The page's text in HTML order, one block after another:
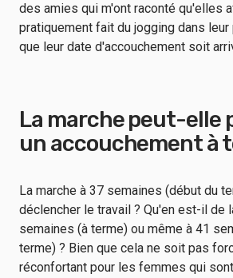
des amies qui m'ont raconté qu'elles
pratiquement fait du jogging dans leur
que leur date d'accouchement soit
La marche peut-elle
un accouchement à
La marche à 37 semaines (début du
déclencher le travail ? Qu'en est-il de
semaines (à terme) ou même à 41
terme) ? Bien que cela ne soit pas
réconfortant pour les femmes qui